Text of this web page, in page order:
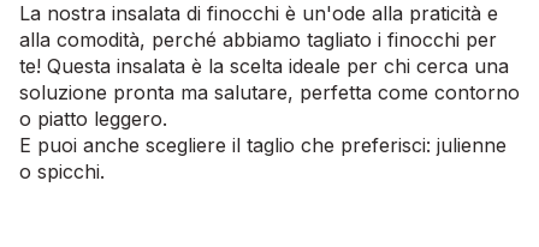
La nostra insalata di finocchi è un'ode alla praticità e
alla comodità, perché abbiamo tagliato i finocchi per
te! Questa insalata è la scelta ideale per chi cerca una
soluzione pronta ma salutare, perfetta come contorno
o piatto leggero.
E puoi anche scegliere il taglio che preferisci: julienne
o spicchi.